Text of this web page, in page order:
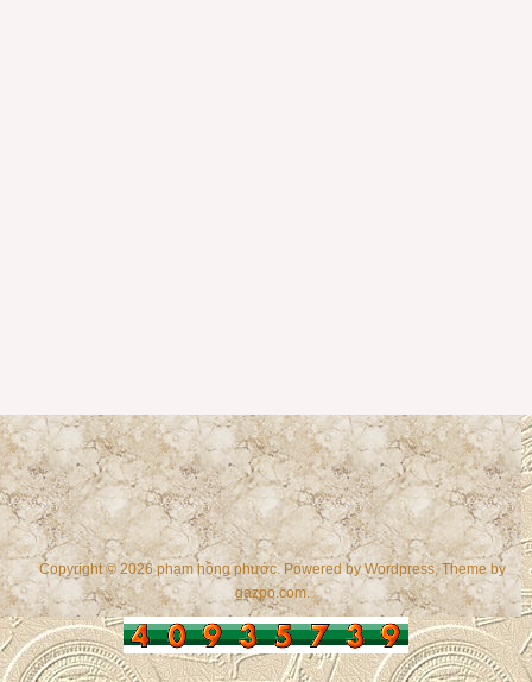
Copyright © 2026 phạm hồng phước. Powered byWordpress , Theme by
gazpo.com.